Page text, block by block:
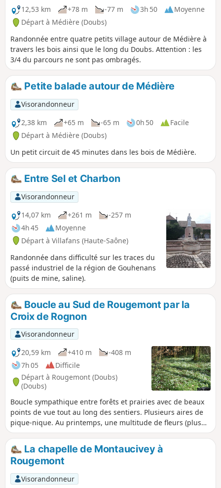
12,53 km +78 m -77 m 3h 50
Moyenne
Départ à Médière (Doubs)
Randonnée entre quatre petits village autour de Médière à
travers les bois ainsi que le long du Doubs. Attention : les
3/4 du parcours ne sont pas ombragés.
Petite balade autour de Médière
Visorandonneur
2,38 km
+65 m -65 m 0h 50
Facile
Départ à Médière (Doubs)
Un petit circuit de 45 minutes dans les bois de Médière.
Entre Sel et Charbon
Visorandonneur
14,07 km
+261 m
-257 m
4h 45
Moyenne
Départ à Villafans (Haute-Saône)
Randonnée dans difficulté sur les traces du
passé industriel de la région de Gouhenans
(puits de mine, saline).
Boucle au Sud de Rougemont par la
Croix de Rognon
Visorandonneur
20,59 km
+410 m
-408 m
7h 05
Difficile
Départ à Rougemont (Doubs)
(Doubs)
Boucle sympathique entre forêts et prairies avec de beaux
points de vue tout au long des sentiers. Plusieurs aires de
pique-nique. Au printemps, une multitude de fleurs (plus
de 20 espèces) s'étalent pour le plaisir des yeux.
La chapelle de Montaucivey à
Rougemont
Visorandonneur